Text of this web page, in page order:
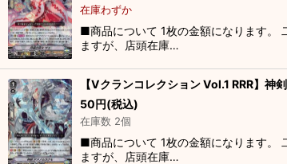
在庫わずか
■商品について 1枚の金額になります。
ますが、店頭在庫…
【Vクランコレクション Vol.1 RRR】
50円(税込)
在庫数 2個
■商品について 1枚の金額になります。
ますが、店頭在庫…